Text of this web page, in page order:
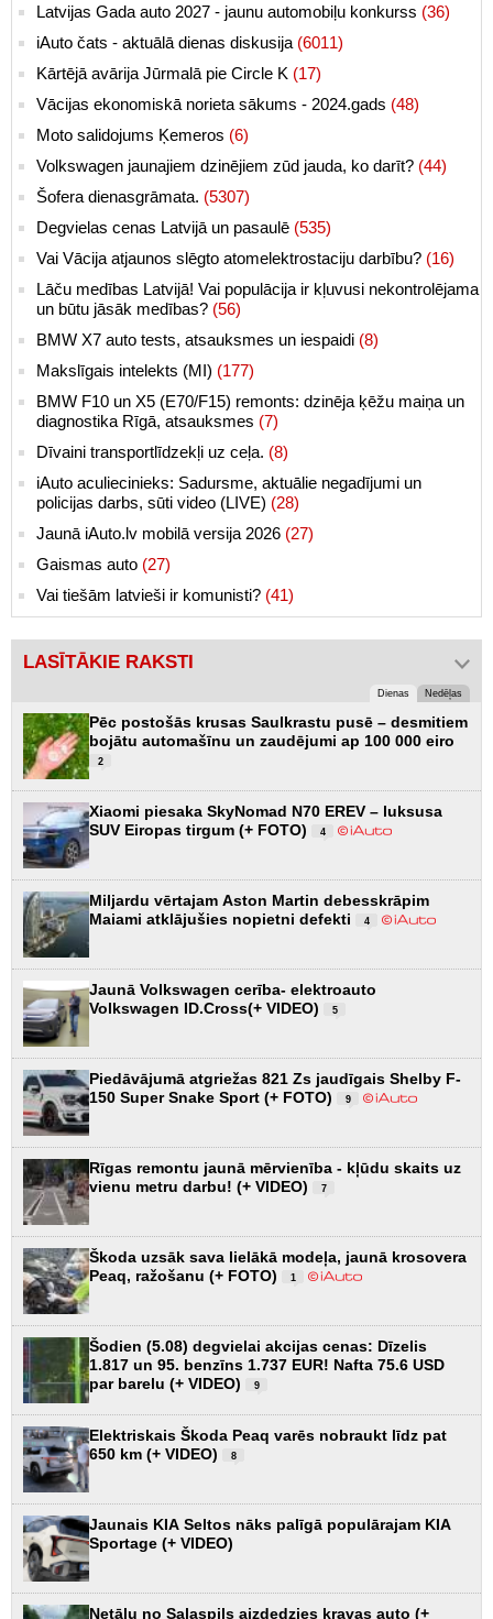
Latvijas Gada auto 2027 - jaunu automobiļu konkurss (36)
iAuto čats - aktuālā dienas diskusija (6011)
Kārtējā avārija Jūrmalā pie Circle K (17)
Vācijas ekonomiskā norieta sākums - 2024.gads (48)
Moto salidojums Ķemeros (6)
Volkswagen jaunajiem dzinējiem zūd jauda, ko darīt? (44)
Šofera dienasgrāmata. (5307)
Degvielas cenas Latvijā un pasaulē (535)
Vai Vācija atjaunos slēgto atomelektrostaciju darbību? (16)
Lāču medības Latvijā! Vai populācija ir kļuvusi nekontrolējama
un būtu jāsāk medības? (56)
BMW X7 auto tests, atsauksmes un iespaidi (8)
Makslīgais intelekts (MI) (177)
BMW F10 un X5 (E70/F15) remonts: dzinēja ķēžu maiņa un
diagnostika Rīgā, atsauksmes (7)
Dīvaini transportlīdzekļi uz ceļa. (8)
iAuto aculiecinieks: Sadursme, aktuālie negadījumi un
policijas darbs, sūti video (LIVE) (28)
Jaunā iAuto.lv mobilā versija 2026 (27)
Gaismas auto (27)
Vai tiešām latvieši ir komunisti? (41)
LASĪTĀKIE RAKSTI
Dienas Nedēļas
Pēc postošās krusas Saulkrastu pusē – desmitiem
bojātu automašīnu un zaudējumi ap 100 000 eiro
2
Xiaomi piesaka SkyNomad N70 EREV – luksusa
SUV Eiropas tirgum (+ FOTO)
4
Miljardu vērtajam Aston Martin debesskrāpim
Maiami atklājušies nopietni defekti
4
Jaunā Volkswagen cerība- elektroauto
Volkswagen ID.Cross(+ VIDEO)
5
Piedāvājumā atgriežas 821 Zs jaudīgais Shelby F-
150 Super Snake Sport (+ FOTO)
9
Rīgas remontu jaunā mērvienība - kļūdu skaits uz
vienu metru darbu! (+ VIDEO)
7
Škoda uzsāk sava lielākā modeļa, jaunā krosovera
Peaq, ražošanu (+ FOTO)
1
Šodien (5.08) degvielai akcijas cenas: Dīzelis
1.817 un 95. benzīns 1.737 EUR! Nafta 75.6 USD
par barelu (+ VIDEO)
9
Elektriskais Škoda Peaq varēs nobraukt līdz pat
650 km (+ VIDEO)
8
Jaunais KIA Seltos nāks palīgā populārajam KIA
Sportage (+ VIDEO)
Netālu no Salaspils aizdedzies kravas auto (+